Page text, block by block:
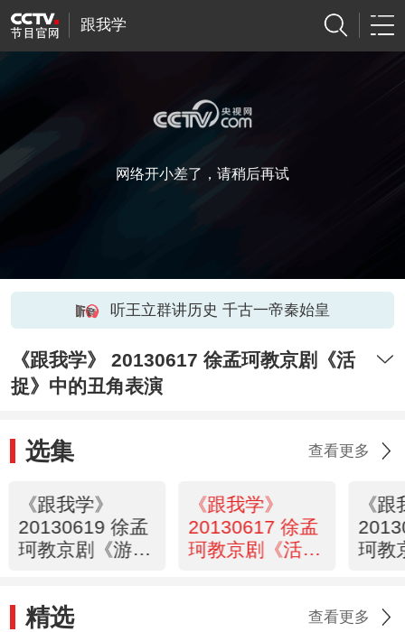
跟我学
网络开小差了，请稍后再试
听王立群讲历史 千古一帝秦始皇
《跟我学》 20130617 徐孟珂教京剧《活
捉》中的丑角表演
选集 查看更多
《跟我学》
20130619 徐孟
珂教京剧《游
《跟我学》
20130617 徐孟
珂教京剧《活
《
珂教
精选 查看更多